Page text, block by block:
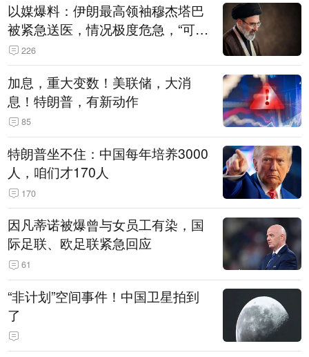
以媒爆料：伊朗最高领袖穆杰塔巴
被紧急送医，情况极度危急，“可能
随时会死去”
226
加息，重大变数！美联储，大消
息！特朗普，有新动作
85
特朗普坐不住：中国每年培养3000
人，咱们才170人
170
因凡蒂诺被爆曾与女员工有染，国
际足联、欧足联紧急回应
61
“非计划”空间事件！中国卫星拍到
了